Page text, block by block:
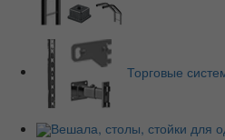
Торговые
Вешала, столы, стойки для